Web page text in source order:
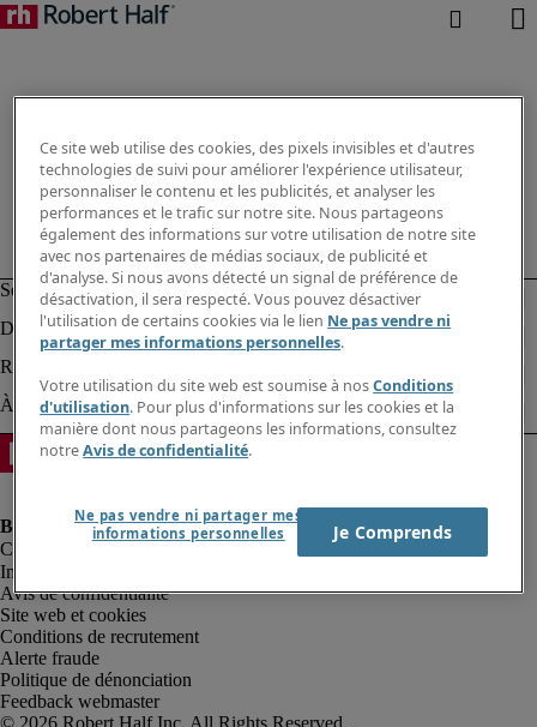
Informations sur la société
Avis de confidentialité
Site web et cookies
Conditions de recrutement
Alerte fraude
Politique de dénonciation
Feedback webmaster
Ce site web utilise des cookies, des pixels invisibles et d'autres
technologies de suivi pour améliorer l'expérience utilisateur,
personnaliser le contenu et les publicités, et analyser les
performances et le trafic sur notre site. Nous partageons
également des informations sur votre utilisation de notre site
avec nos partenaires de médias sociaux, de publicité et
d'analyse. Si nous avons détecté un signal de préférence de
désactivation, il sera respecté. Vous pouvez désactiver
l'utilisation de certains cookies via le lien Ne pas vendre ni
partager mes informations personnelles.
Votre utilisation du site web est soumise à nosConditions
d'utilisation. Pour plus d'informations sur les cookies et la
manière dont nous partageons les informations, consultez
notreAvis de confidentialité.
Ne pas vendre ni partager mes
informations personnelles
Je Comprends